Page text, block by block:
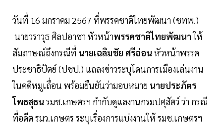
วันที่ 16 มกราคม 2567 ที่พรรคชาติไทยพัฒนา (ชทพ.)
นายวราวุธ ศิลปอาชา หัวหน้าพรรคชาติไทยพัฒนาให้
สัมภาษณ์ถึงกรณีที่ นายเฉลิมชัย ศรีอ่อน หัวหน้าพรรค
ประชาธิปัตย์ (ปชป.) แถลงข่าวระบุโดนการเมืองเล่นงาน
ในคดีหมูเถื่อน พร้อมยืนยันว่ามอบหมาย นายประภัตร
โพธสุธน รมช.เกษตรฯ กำกับดูแลงานกรมปศุสัตว์ ว่า กรณี
ที่อดีต รมว.เกษตร ระบุเรื่องการแบ่งงานให้ รมช.เกษตรฯ